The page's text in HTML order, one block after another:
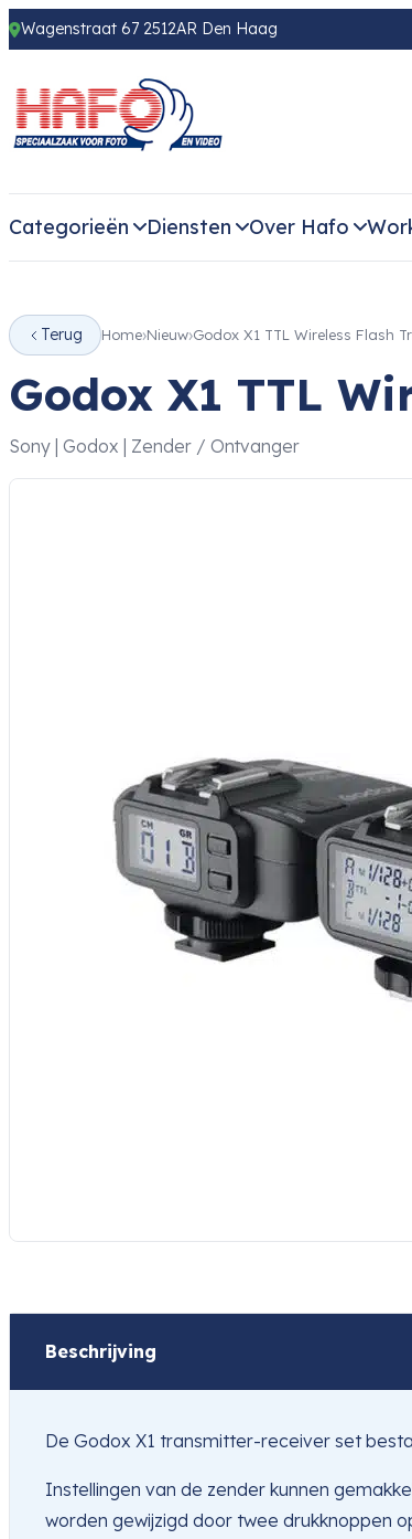
Wagenstraat 67 2512AR Den Haag
Categorieën Diensten Over Hafo
Terug Home Nieuw Godox X1 TTL Wireless Flash
Godox X1 TTL
Sony | Godox | Zender / Ontvanger
Beschrijving
De Godox X1 transmitter-receiver set
Instellingen van de zender kunnen
worden gewijzigd door twee drukknoppen